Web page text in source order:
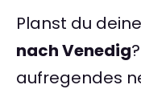
Planst du
nach Venedig
aufregendes